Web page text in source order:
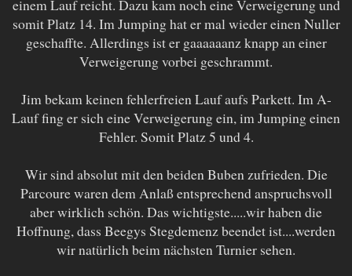
einem Lauf reicht. Dazu kam noch eine Verweigerung und
somit Platz 14. Im Jumping hat er mal wieder einen Nuller
geschaffte. Allerdings ist er gaaaaaanz knapp an einer
Verweigerung vorbei geschrammt.
Jim bekam keinen fehlerfreien Lauf aufs Parkett. Im A-
Lauf fing er sich eine Verweigerung ein, im Jumping einen
Fehler. Somit Platz 5 und 4.
Wir sind absolut mit den beiden Buben zufrieden. Die
Parcoure waren dem Anlaß entsprechend anspruchsvoll
aber wirklich schön. Das wichtigste.....wir haben die
Hoffnung, dass Beegys Stegdemenz beendet ist....werden
wir natürlich beim nächsten Turnier sehen.